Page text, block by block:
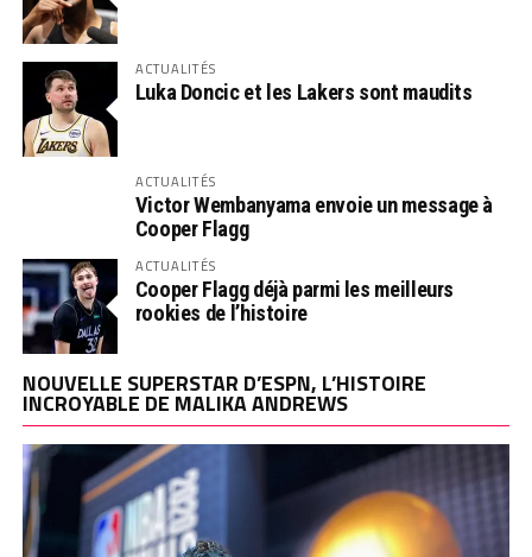
ACTUALITÉS
Luka Doncic et les Lakers sont maudits
ACTUALITÉS
Victor Wembanyama envoie un message à
Cooper Flagg
ACTUALITÉS
Cooper Flagg déjà parmi les meilleurs
rookies de l’histoire
NOUVELLE SUPERSTAR D’ESPN, L’HISTOIRE
INCROYABLE DE MALIKA ANDREWS